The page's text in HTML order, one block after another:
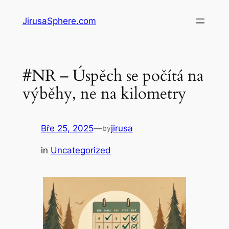
JirusaSphere.com
#NR – Úspěch se počítá na
výběhy, ne na kilometry
Bře 25, 2025—byjirusa
in Uncategorized